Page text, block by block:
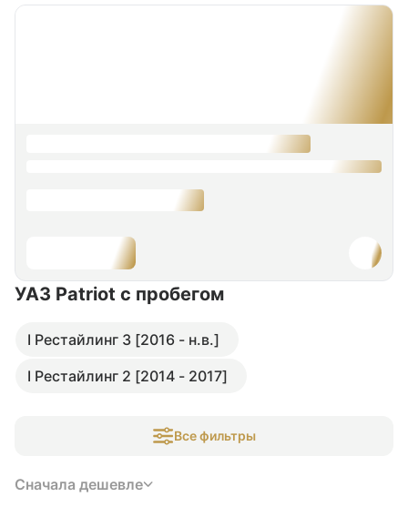
УАЗ Patriot с пробегом
I Рестайлинг 3 [2016 - н.в.]
I Рестайлинг 2 [2014 - 2017]
Все фильтры
Сначала дешевле